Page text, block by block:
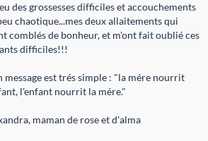
des grossesses difficiles et accouchements
chaotique...mes deux allaitements qui
comblés de bonheur, et m'ont fait oublié ces
difficiles!!!
message est trés simple : "la mére nourrit
l'enfant nourrit la mére."
maman de rose et d'alma